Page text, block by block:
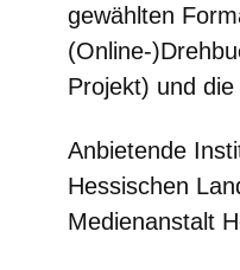
gewählten
(Online-
Projekt) und
Anbietende
Hessischen
Medienanstalt